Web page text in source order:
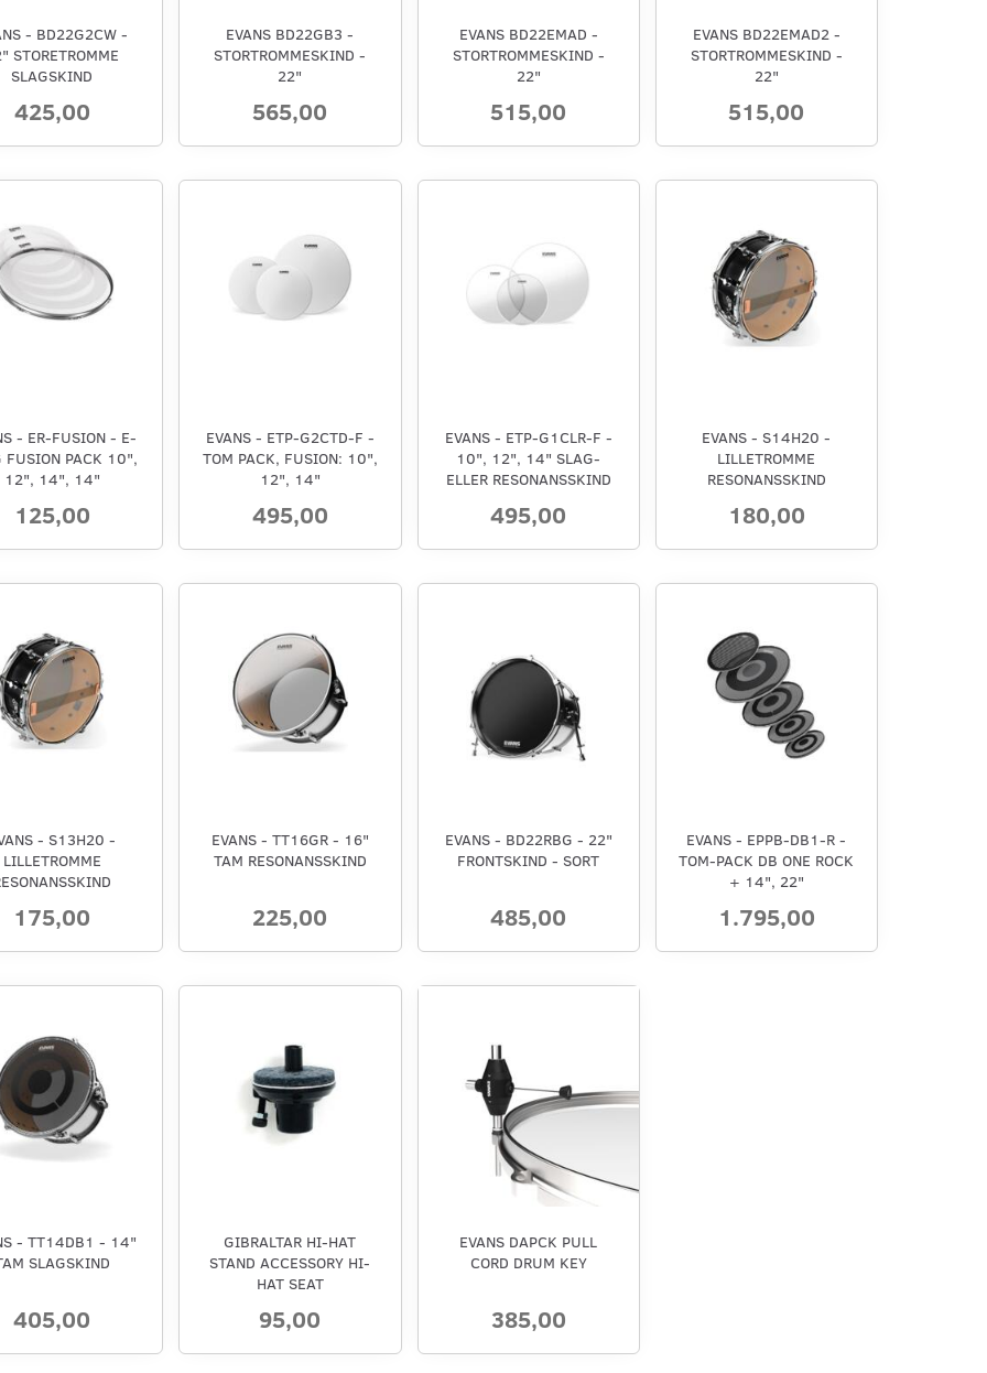
- BD22G2CW -
STORETROMME
SLAGSKIND
425,00
EVANS BD22GB3 -
STORTROMMESKIND -
22"
565,00
EVANS BD22EMAD -
STORTROMMESKIND -
22"
515,00
EVANS BD22EMAD2 -
STORTROMMESKIND -
22"
515,00
- ER-FUSION - E-
FUSION PACK 10",
12", 14", 14"
125,00
EVANS - ETP-G2CTD-F -
TOM PACK, FUSION: 10",
12", 14"
495,00
EVANS - ETP-G1CLR-F -
10", 12", 14" SLAG-
ELLER RESONANSSKIND
495,00
EVANS - S14H20 -
LILLETROMME
RESONANSSKIND
180,00
- S13H20 -
LILLETROMME
175,00
EVANS - TT16GR - 16"
TAM RESONANSSKIND
225,00
EVANS - BD22RBG - 22"
FRONTSKIND - SORT
485,00
EVANS - EPPB-DB1-R -
TOM-PACK DB ONE ROCK
+ 14", 22"
1.795,00
- TT14DB1 - 14"
SLAGSKIND
405,00
GIBRALTAR HI-HAT
STAND ACCESSORY HI-
HAT SEAT
95,00
EVANS DAPCK PULL
CORD DRUM KEY
385,00